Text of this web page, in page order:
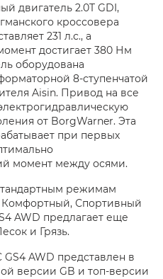
двигатель 2.0T GDI,
кроссовера
231 л.с., а
достигает 380 Нм
оборудована
8-ступенчатой
Aisin. Привод на все
от BorgWarner. Эта
при первых
момент между осями.
режимам
Спортивный
AWD предлагает еще
и Грязь.
AWD представлен в
версии GB и топ-версии